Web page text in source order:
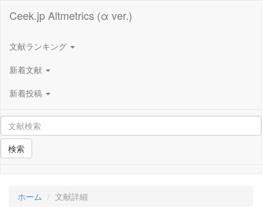
Ceek.jp Altmetrics (α ver.)
文献ランキング
新着文献
新着投稿
検索
ホーム 文献詳細